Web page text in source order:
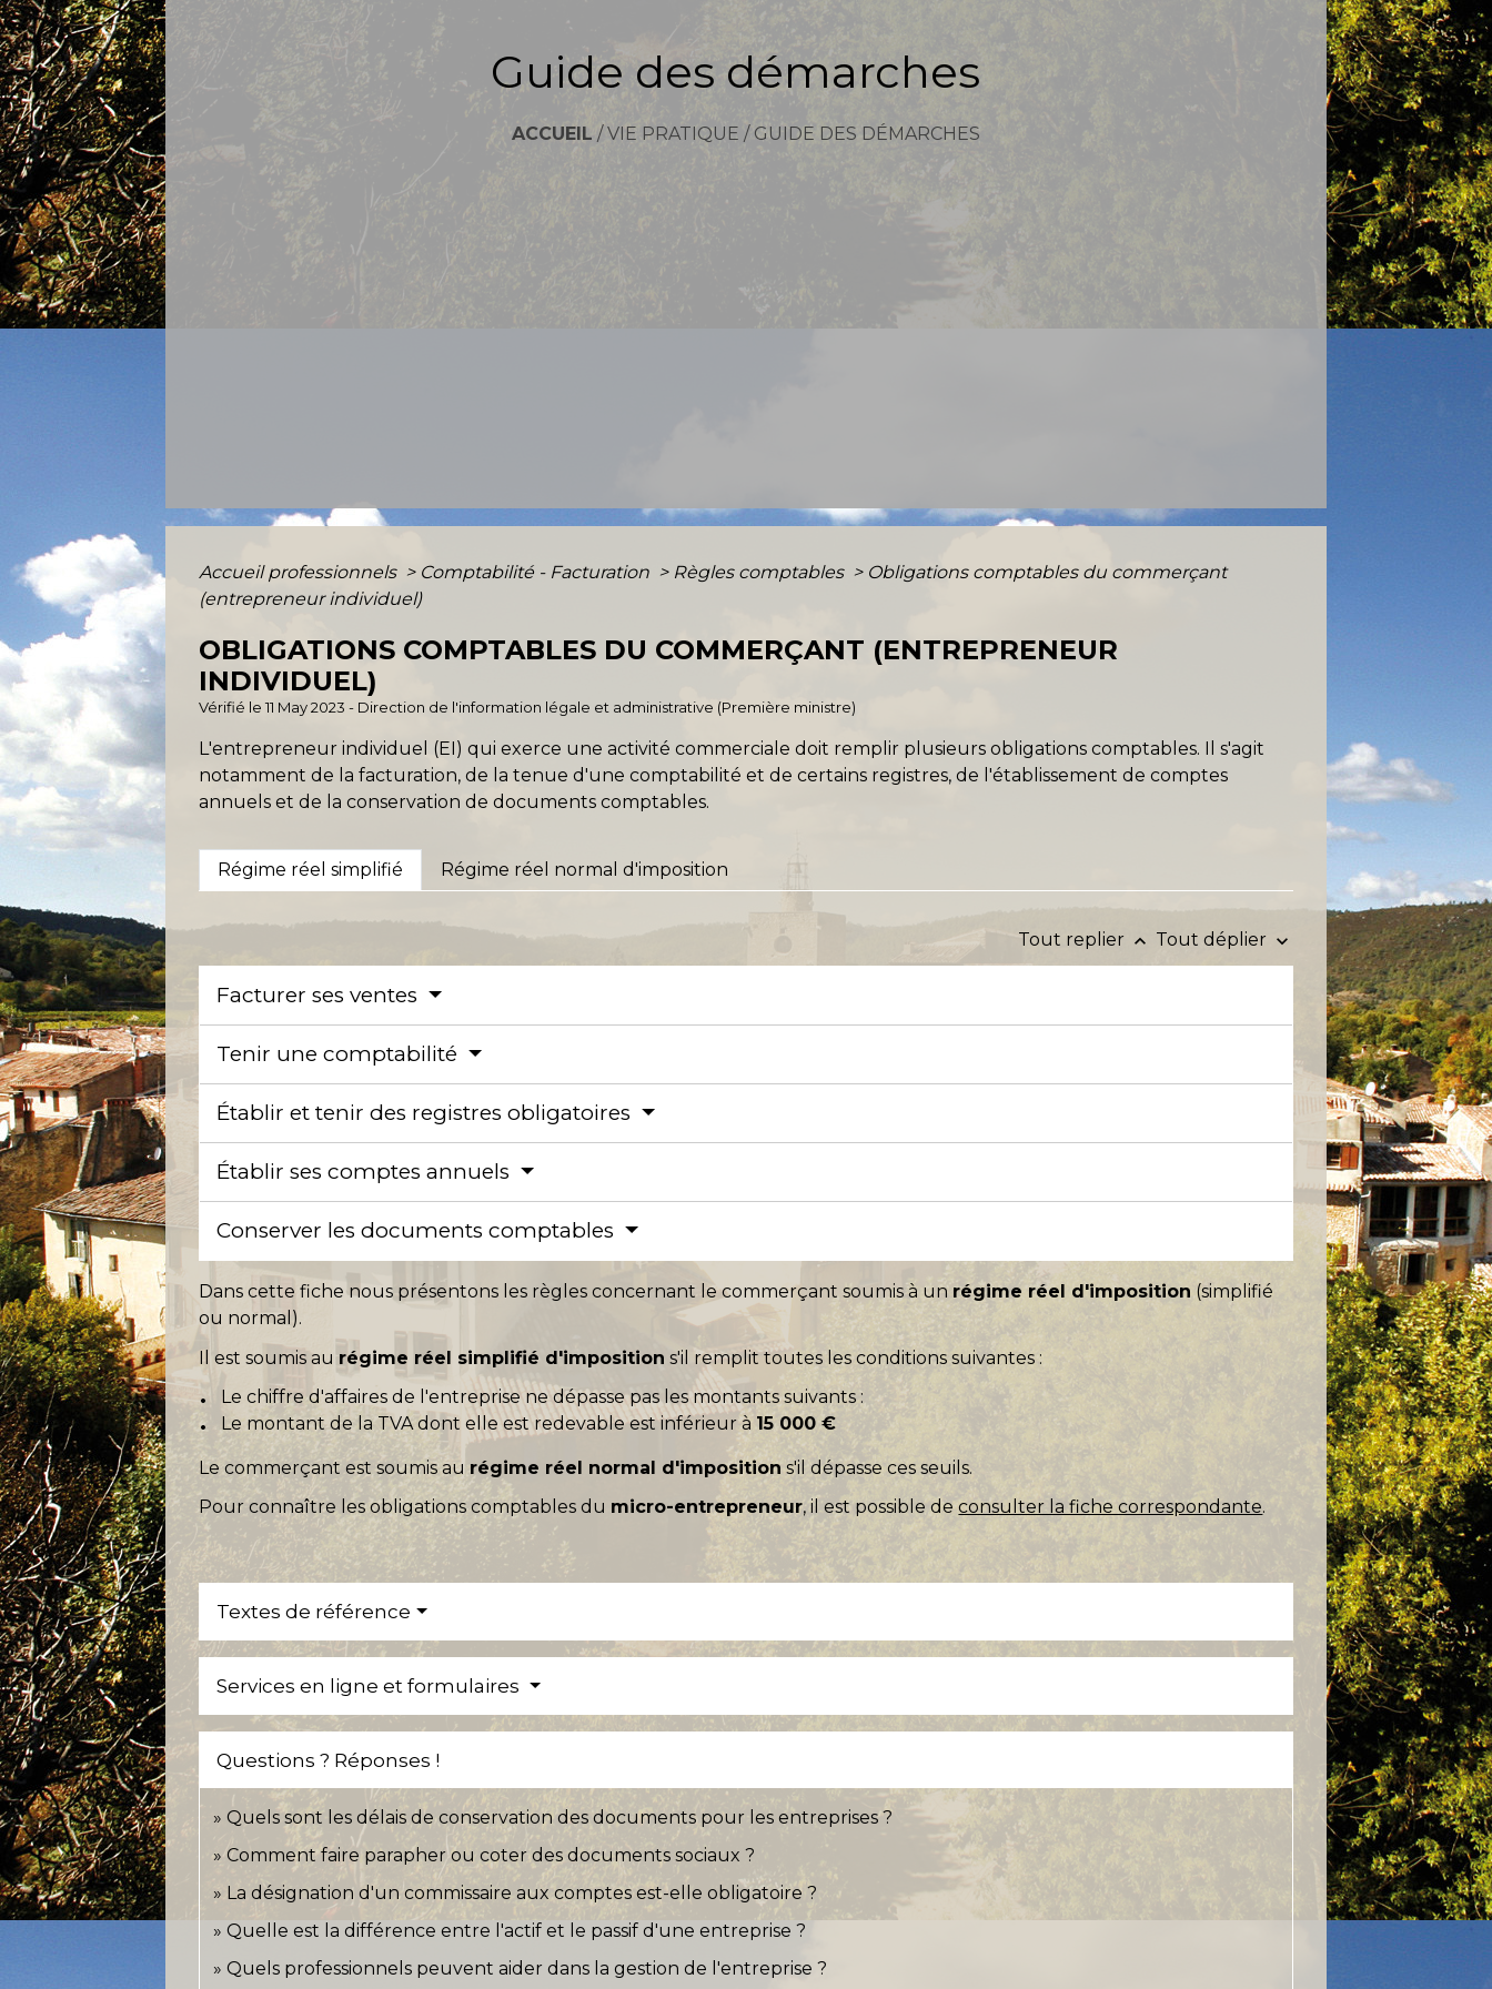
Guide des démarches
ACCUEIL / VIE PRATIQUE / GUIDE DES DÉMARCHES
Accueil professionnels > Comptabilité - Facturation > Règles comptables > Obligations comptables du commerçant
(entrepreneur individuel)
OBLIGATIONS COMPTABLES DU COMMERÇANT (ENTREPRENEUR
INDIVIDUEL)
Vérifié le 11 May 2023 - Direction de l'information légale et administrative (Première ministre)
L'entrepreneur individuel (EI) qui exerce une activité commerciale doit remplir plusieurs obligations comptables. Il s'agit
notamment de la facturation, de la tenue d'une comptabilité et de certains registres, de l'établissement de comptes
annuels et de la conservation de documents comptables.
Régime réel simplifié Régime réel normal d'imposition
Tout replier keyboard_arrow_up Tout déplier keyboard_arrow_down
Facturer ses ventes
Tenir une comptabilité
Établir et tenir des registres obligatoires
Établir ses comptes annuels
Conserver les documents comptables
Dans cette fiche nous présentons les règles concernant le commerçant soumis à un régime réel d'imposition (simplifié
ou normal).
Il est soumis au régime réel simplifié d'imposition s'il remplit toutes les conditions suivantes :
Le chiffre d'affaires de l'entreprise ne dépasse pas les montants suivants :
Le montant de la TVA dont elle est redevable est inférieur à 15 000 €
Le commerçant est soumis au régime réel normal d'imposition s'il dépasse ces seuils.
Pour connaître les obligations comptables du micro-entrepreneur, il est possible deconsulter la fiche correspondante.
Textes de référence
Services en ligne et formulaires
Questions ? Réponses !
Quels sont les délais de conservation des documents pour les entreprises ?
Comment faire parapher ou coter des documents sociaux ?
La désignation d'un commissaire aux comptes est-elle obligatoire ?
Quelle est la différence entre l'actif et le passif d'une entreprise ?
Quels professionnels peuvent aider dans la gestion de l'entreprise ?